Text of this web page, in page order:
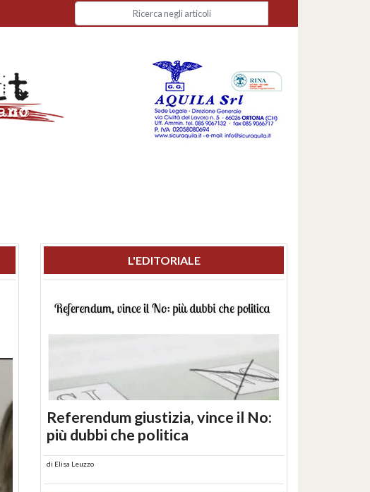
L'EDITORIALE
Referendum giustizia, vince il No:
più dubbi che politica
di Elisa Leuzzo